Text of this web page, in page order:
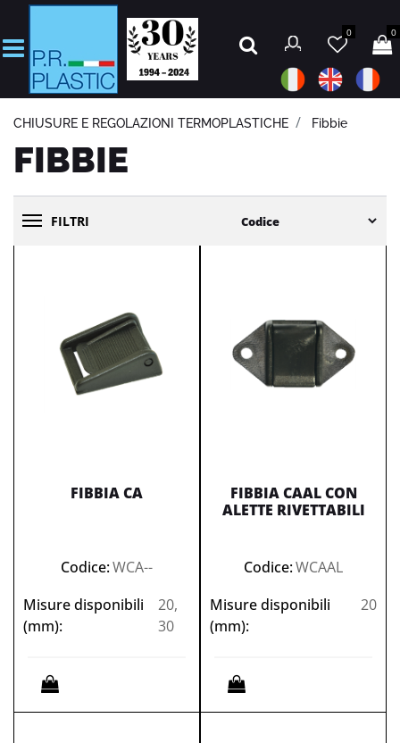
Open
0 0
CHIUSURE E REGOLAZIONI TERMOPLASTICHE Fibbie
FIBBIE
FIBBIA CA
Codice:WCA--
Misure disponibili
(mm):
20,
30
Quantità
FIBBIA CAAL CON
ALETTE RIVETTABILI
Codice:WCAAL
Misure disponibili
(mm):
20
Quantità
FILTRI